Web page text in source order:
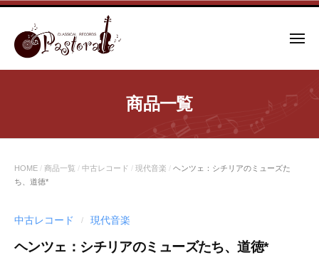
コ
メ
ー
商品一覧
HOME / 商品一覧 / 中古レコード / 現代音楽 / ヘンツェ：シチリアのミューズた
ち、道徳*
中古レコード / 現代音楽
ヘンツェ：シチリアのミューズたち、道徳*